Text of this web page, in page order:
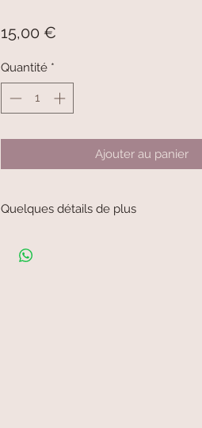
15,00 €
Quantité *
Ajouter au panier
Quelques détails de plus